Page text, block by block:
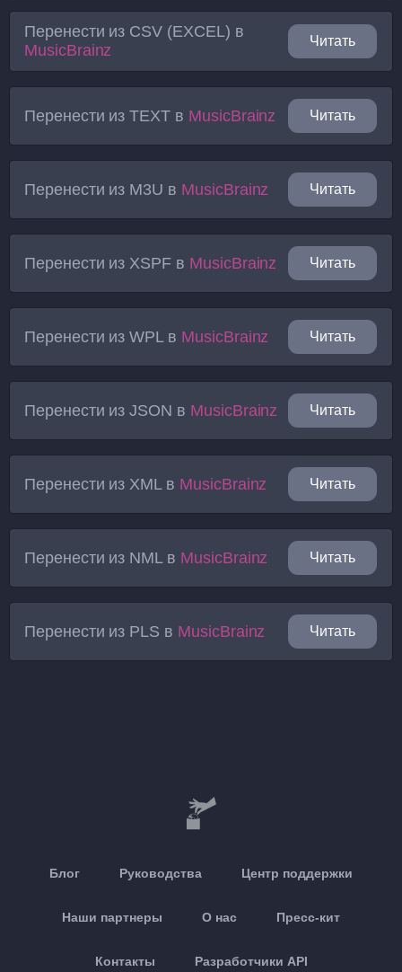
Перенести из CSV (EXCEL) в
MusicBrainz
Читать
Перенести изTEXT в MusicBrainz Читать
Перенести из M3U в MusicBrainz Читать
Перенести из XSPF в MusicBrainz Читать
Перенести изWPL в MusicBrainz Читать
Перенести изJSON в MusicBrainz Читать
Перенести из XML в MusicBrainz Читать
Перенести из NML в MusicBrainz Читать
Перенести из PLS в MusicBrainz Читать
Блог Руководства Центр поддержки
Наши партнеры О нас Пресс-кит
Контакты Разработчики API